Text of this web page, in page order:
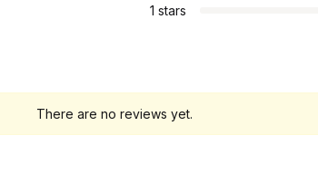
1 stars
There are no reviews yet.